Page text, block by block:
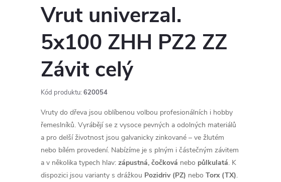
Vrut univerzal.
5x100 ZHH PZ2 ZZ
Závit celý
Kód produktu: 620054
Vruty do dřeva jsou oblíbenou volbou profesionálních i hobby
řemeslníků. Vyrábějí se z vysoce pevných a odolných materiálů
a pro delší životnost jsou galvanicky zinkované – ve žlutém
nebo bílém provedení. Nabízíme je s plným i částečným závitem
a v několika typech hlav: zápustná, čočková nebo půlkulatá. K
dispozici jsou varianty s drážkou Pozidriv (PZ) nebo Torx (TX).